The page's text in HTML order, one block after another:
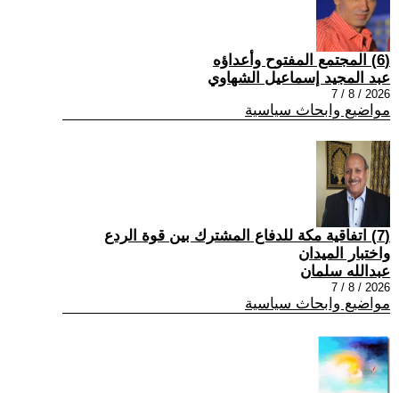
(6) المجتمع المفتوح وأعداؤه
عبد المجيد إسماعيل الشهاوي
2026 / 8 / 7
مواضيع وابحاث سياسية
(7) اتفاقية مكة للدفاع المشترك بين قوة الردع
واختبار الميدان
عبدالله سلمان
2026 / 8 / 7
مواضيع وابحاث سياسية